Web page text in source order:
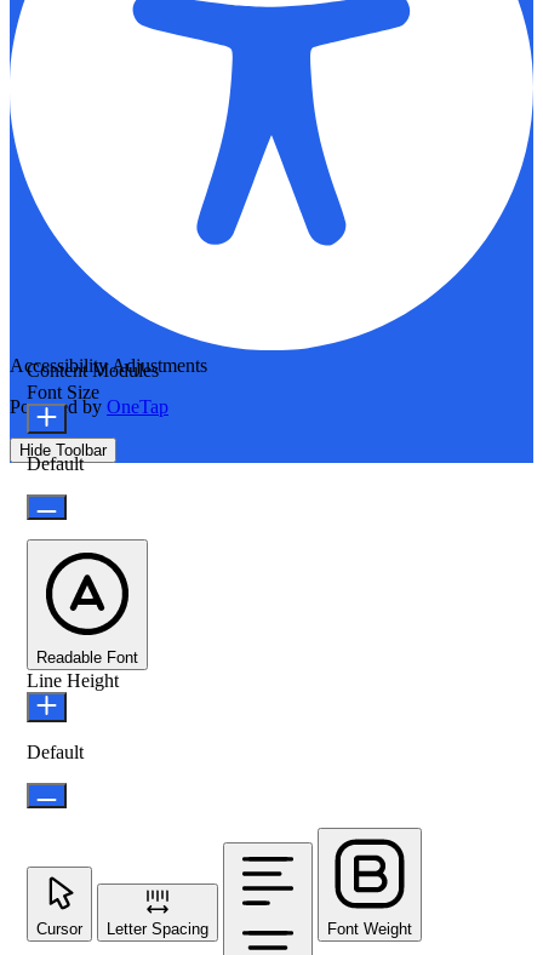
Accessibility Adjustments
Powered by OneTap
Hide Toolbar
Content Modules
Font Size
Default
Readable Font
Line Height
Default
Cursor Letter Spacing Font Weight